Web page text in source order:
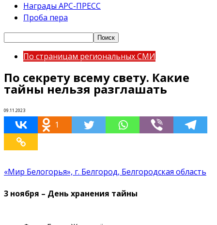
Награды АРС-ПРЕСС
Проба пера
По страницам региональных СМИ
По секрету всему свету. Какие
тайны нельзя разглашать
09.11.2023
1
«Мир Белогорья», г. Белгород, Белгородская область
3 ноября – День хранения тайны